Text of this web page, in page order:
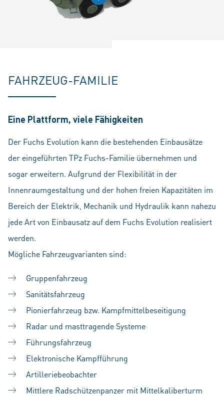
FAHRZEUG-FAMILIE
Eine Plattform, viele Fähigkeiten
Der Fuchs Evolution kann die bestehenden Einbausätze
der eingeführten TPz Fuchs-Familie übernehmen und
sogar erweitern. Aufgrund der Flexibilität in der
Innenraumgestaltung und der hohen freien Kapazitäten im
Bereich der Elektrik, Mechanik und Hydraulik kann nahezu
jede Art von Einbausatz auf dem Fuchs Evolution realisiert
werden.
Mögliche Fahrzeugvarianten sind:
Gruppenfahrzeug
Sanitätsfahrzeug
Pionierfahrzeug bzw. Kampfmittelbeseitigung
Radar und masttragende Systeme
Führungsfahrzeug
Elektronische Kampfführung
Artilleriebeobachter
Mittlere Radschützenpanzer mit Mittelkaliberturm